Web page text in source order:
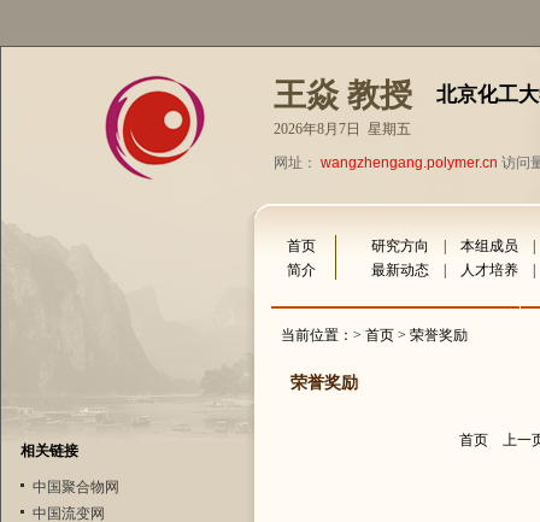
王焱 教授 北京化工
2026年8月7日 星期五
网址： wangzhengang.polymer.cn 访问
相关链接
中国聚合物网
中国流变网
首页 研究方向 本组成员
简介
最新动态 人才培养
当前位置：> 首页 > 荣誉奖励
荣誉奖励
首页 上一